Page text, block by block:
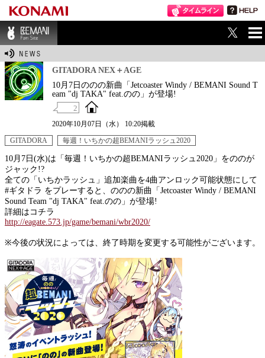
BEMANI Fan Sit
GITADORA NEX＋AGE
10月7日ののの新曲「Jetcoaster Windy / BEMANI Sound T
eam "dj TAKA" feat.のの」が登場!
2
2020年10月07日（水） 10:20掲載
GITADORA
毎週！いちかの超BEMANIラッシュ2020
10月7日(水)は「毎週！いちかの超BEMANIラッシュ2020」をののが
ジャック!?
全ての「いちかラッシュ」追加楽曲を4曲アンロック可能状態にして
#ギタドラ をプレーすると、ののの新曲「Jetcoaster Windy / BEMANI
Sound Team "dj TAKA" feat.のの」が登場!
詳細はコチラ
http://eagate.573.jp/game/bemani/wbr2020/
※今後の状況によっては、終了時期を変更する可能性がございます。